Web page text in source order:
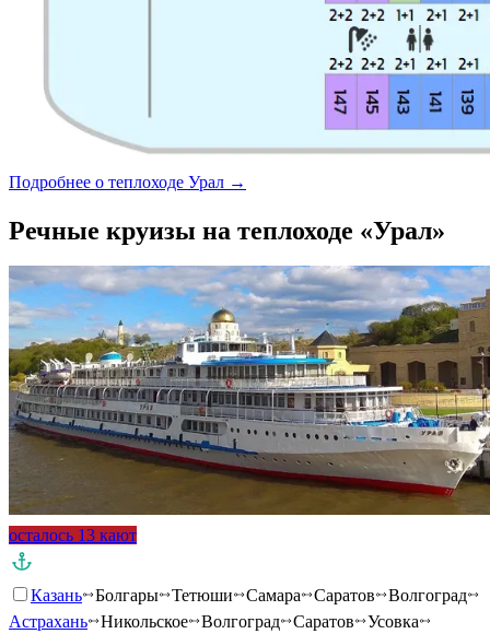
Подробнее о теплоходе Урал →
Речные круизы на теплоходе «Урал»
осталось 13 кают
Казань Болгары Тетюши Самара Саратов
Волгоград
Астрахань
Никольское Волгоград Саратов Усовка